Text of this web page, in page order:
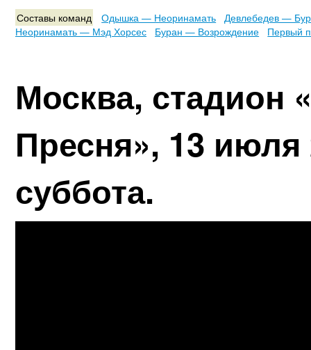
Составы команд Одышка — Неоринамать
Девлебедев —
Неоринамать — Мэд Хорсес
Буран — Возрождение Первый
Москва, стадион
Пресня», 13 июля
суббота.